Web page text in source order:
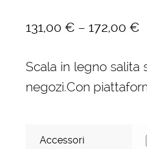
131,00 € – 172,00 €
Scala in legno salita
negozi.Con
Accessori